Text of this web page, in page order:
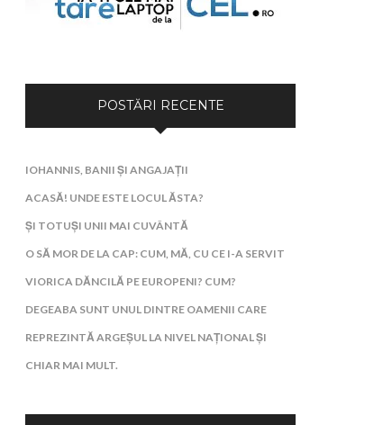
POSTĂRI RECENTE
IOHANNIS, BANII ȘI ANGAJAȚII
ACASĂ! UNDE ESTE LOCUL ĂSTA?
ȘI TOTUȘI UNII MAI CUVÂNTĂ
O SĂ MOR DE LA CAP: CUM, MĂ, CU CE I-A SERVIT
VIORICA DĂNCILĂ PE EUROPENI? CUM?
DEGEABA SUNT UNUL DINTRE OAMENII CARE
REPREZINTĂ ARGEȘUL LA NIVEL NAȚIONAL ȘI
CHIAR MAI MULT.